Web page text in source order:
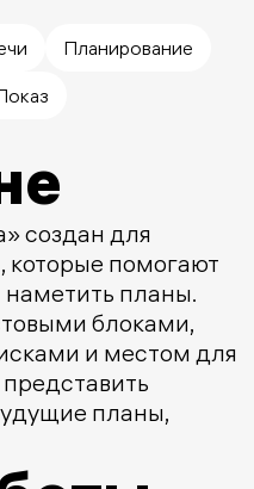
Планирование
создан для
которые помогают
наметить планы.
блоками,
и местом для
планы,